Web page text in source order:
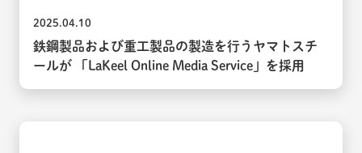
2025.04.10
鉄鋼製品および重工製品の製造を行うヤマトスチ
ールが 「LaKeel Online Media Service」を採用